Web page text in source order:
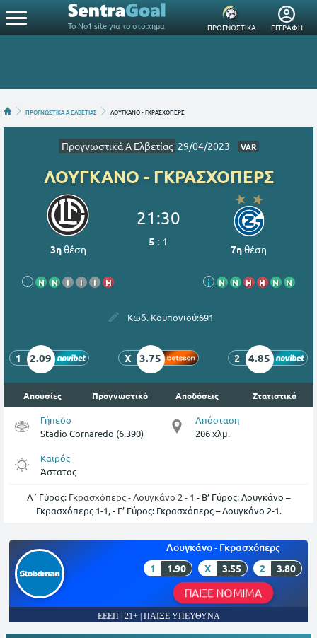
Το Νο1 site για το στοίχημα ΠΡΟΓΝΩΣΤΙΚΑ ΕΓΓΡΑΦΗ
ΠΡΟΓΝΩΣΤΙΚΑ Α ΕΛΒΕΤΙΑΣ ΛΟΥΓΚΑΝΟ - ΓΚΡΑΣΧΟΠΕΡΣ
Προγνωστικά Α Ελβετίας 29/04/2023 VAR
ΛΟΥΓΚΑΝΟ - ΓΚΡΑΣΧΟΠΕΡΣ
3ηθέση
i Ν Ν Ι Ι Ι Η
21:30
5 : 1
7ηθέση
i Ν Ν Η Η Ν Ν
Κωδ. Κουπονιού:691
1 2.09 X 3.75 2 4.85
Απουσίες Προγνωστικό Αποδόσεις Στατιστικά
Γήπεδο
Stadio Cornaredo (6.390)
Απόσταση
206 χλμ.
Καιρός
Άστατος
Α΄ Γύρος: Γκρασχόπερς - Λουγκάνο 2 - 1 - Β’ Γύρος: Λουγκάνο –
Γκρασχόπερς 1-1, - Γ’ Γύρος: Γκρασχόπερς – Λουγκάνο 2-1.
Λουγκάνο - Γκρασχόπερς
1 1.90 X 3.55 2 3.80
ΠΑΙΞΕ ΝΟΜΙΜΑ
ΕΕΕΠ | 21+ | ΠΑΙΞΕ ΥΠΕΥΘΥΝΑ